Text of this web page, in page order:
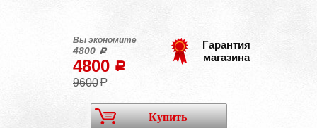
Вы экономите
4800 a
4800 a
9600a
Гарантия
магазина
Купить